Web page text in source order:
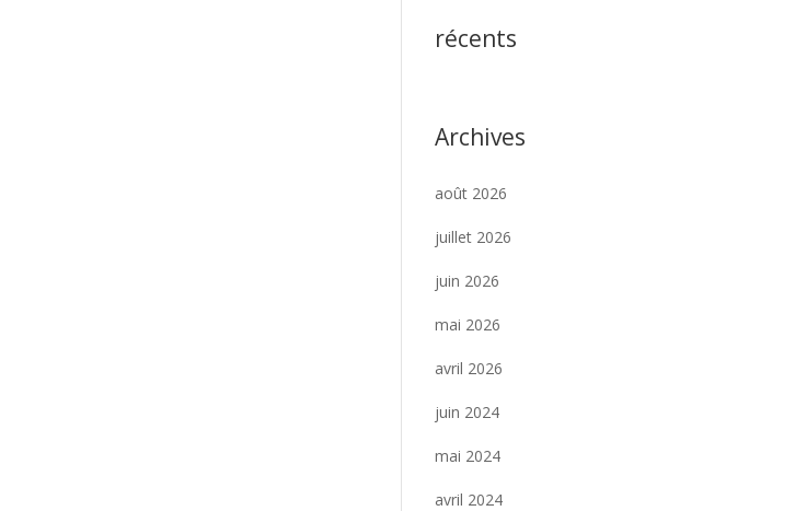
récents
Archives
août 2026
juillet 2026
juin 2026
mai 2026
avril 2026
juin 2024
mai 2024
avril 2024